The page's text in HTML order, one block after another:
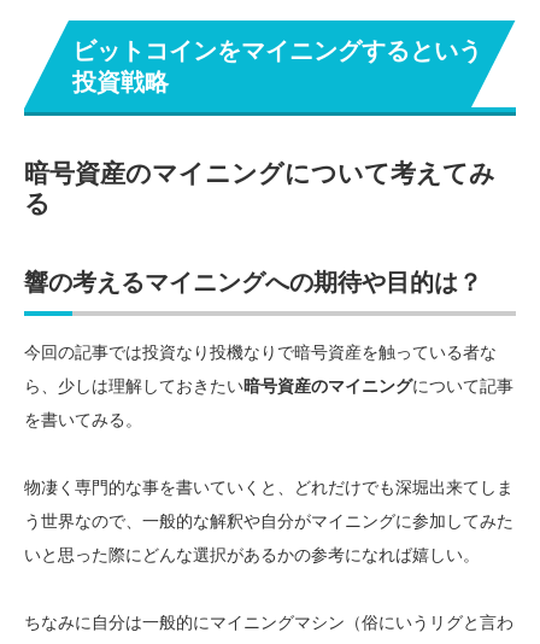
ビットコインをマイニングするという
投資戦略
暗号資産のマイニングについて考えてみ
る
響の考えるマイニングへの期待や目的は？
今回の記事では投資なり投機なりで暗号資産を触っている者な
ら、少しは理解しておきたい暗号資産のマイニングについて記事
を書いてみる。
物凄く専門的な事を書いていくと、どれだけでも深堀出来てしま
う世界なので、一般的な解釈や自分がマイニングに参加してみた
いと思った際にどんな選択があるかの参考になれば嬉しい。
ちなみに自分は一般的にマイニングマシン（俗にいうリグと言わ